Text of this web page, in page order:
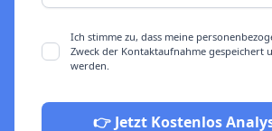
Ich stimme zu, dass meine
Zweck der Kontaktaufnahme gespeichert
werden.